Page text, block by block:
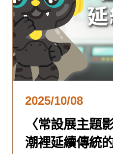
2025/10/08
〈常設展主題
潮裡延續傳統